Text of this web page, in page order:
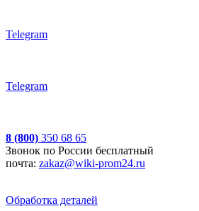
Telegram
Telegram
8 (800) 350 68 65
Звонок по России бесплатный
почта: zakaz@wiki-prom24.ru
Обработка деталей